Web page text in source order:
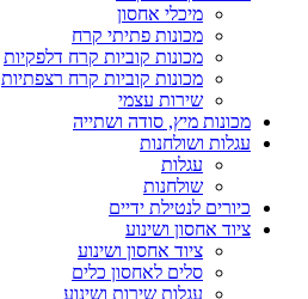
מיכלי אחסון
מכונות פתיתי קרח
מכונות קוביות קרח דלפקיות
מכונות קוביות קרח רצפתיות
שירות עצמי
מכונות מיץ, סודה ושתייה
עגלות ושולחנות
עגלות
שולחנות
כיורים לנטילת ידיים
ציוד אחסון ושינוע
ציוד אחסון ושינוע
סלים לאחסון כלים
עגלות שירות ושינוע